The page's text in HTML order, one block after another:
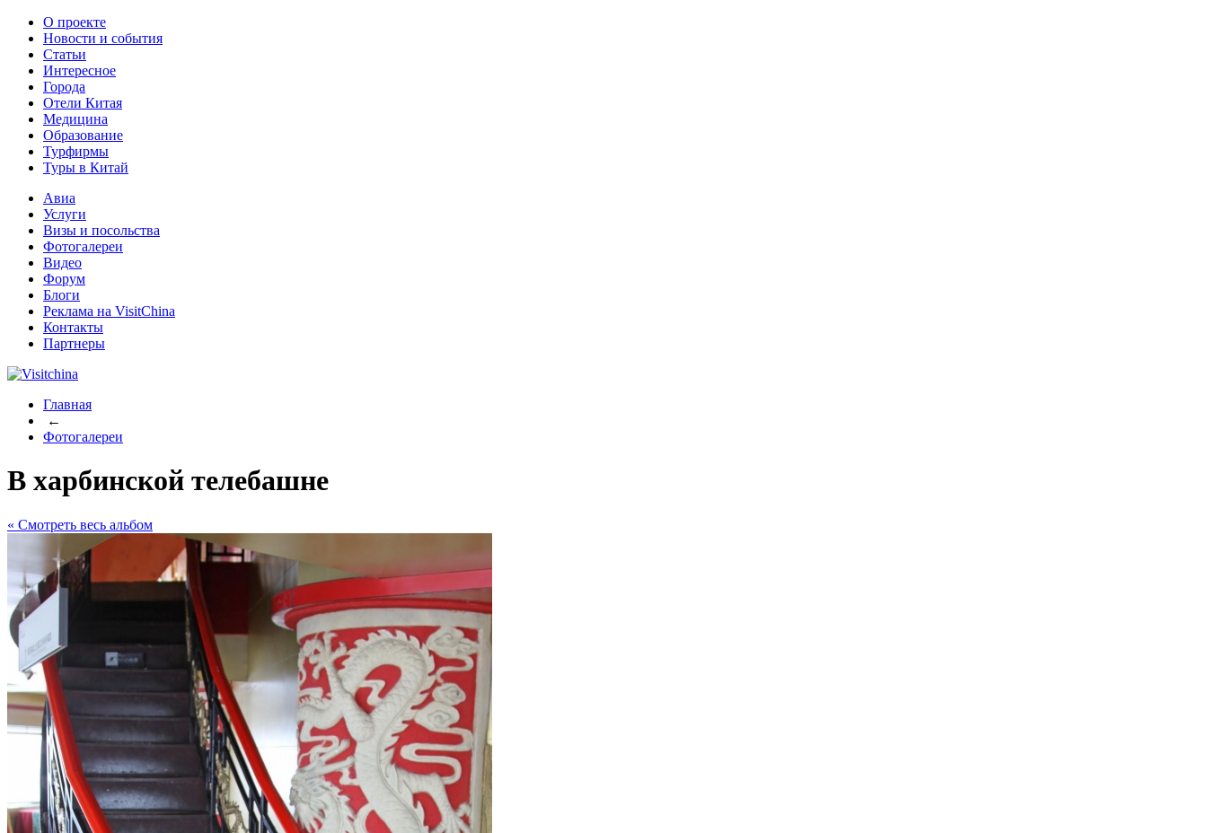
О проекте
Новости и события
Статьи
Интересное
Города
Отели Китая
Медицина
Образование
Турфирмы
Туры в Китай
Авиа
Услуги
Визы и посольства
Фотогалереи
Видео
Форум
Блоги
Реклама на VisitChina
Контакты
Партнеры
Главная
←
Фотогалереи
В харбинской телебашне
« Cмотреть весь альбом